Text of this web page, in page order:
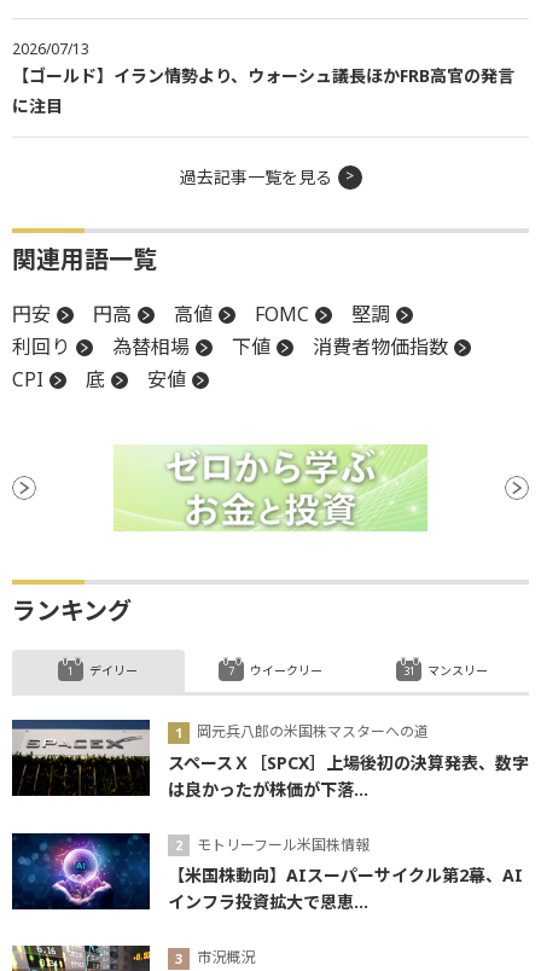
2026/07/13
【ゴールド】イラン情勢より、ウォーシュ議長ほかFRB高官の発言
に注目
過去記事一覧を見る
関連用語一覧
円安 円高 高値 FOMC
堅調
利回り
為替相場 下値
消費者物価指数
CPI
底 安値
ランキング
デイリー
岡元兵八郎の米国株マスターへの道
スペースＸ［SPCX］上場後初の決算発表、数字
は良かったが株価が下落...
モトリーフール米国株情報
【米国株動向】AIスーパーサイクル第2幕、AI
インフラ投資拡大で恩恵...
市況概況
ウイークリー マンスリー